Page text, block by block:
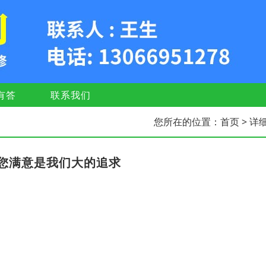
答 联系我们
您所在的位置： 首页> 详
满意是我们大的追求